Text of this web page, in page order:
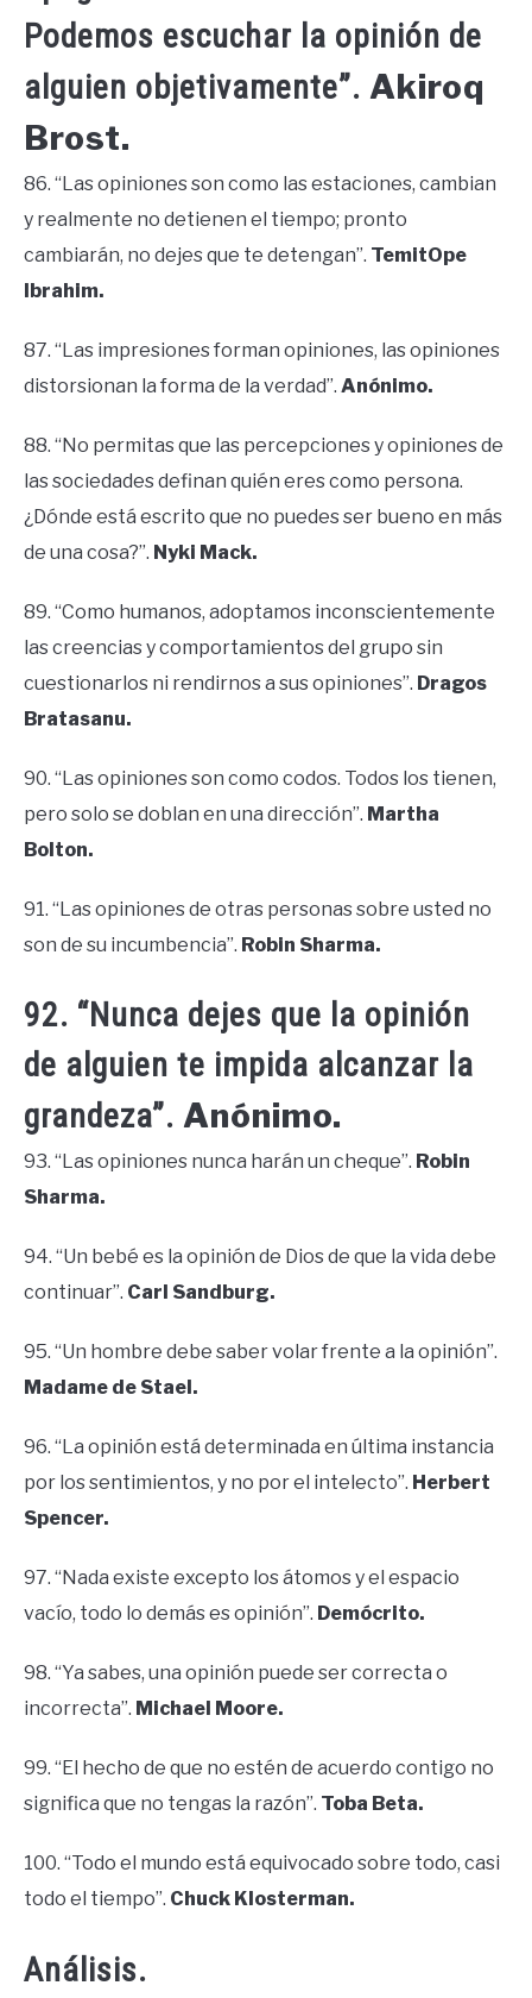
Podemos escuchar la opinión de
alguien objetivamente”. Akiroq
Brost.
86. “Las opiniones son como las estaciones, cambian
y realmente no detienen el tiempo; pronto
cambiarán, no dejes que te detengan”. TemitOpe
Ibrahim.
87. “Las impresiones forman opiniones, las opiniones
distorsionan la forma de la verdad”. Anónimo.
88. “No permitas que las percepciones y opiniones de
las sociedades definan quién eres como persona.
¿Dónde está escrito que no puedes ser bueno en más
de una cosa?”. Nyki Mack.
89. “Como humanos, adoptamos inconscientemente
las creencias y comportamientos del grupo sin
cuestionarlos ni rendirnos a sus opiniones”. Dragos
Bratasanu.
90. “Las opiniones son como codos. Todos los tienen,
pero solo se doblan en una dirección”. Martha
Bolton.
91. “Las opiniones de otras personas sobre usted no
son de su incumbencia”. Robin Sharma.
92. “Nunca dejes que la opinión
de alguien te impida alcanzar la
grandeza”. Anónimo.
93. “Las opiniones nunca harán un cheque”. Robin
Sharma.
94. “Un bebé es la opinión de Dios de que la vida debe
continuar”. Carl Sandburg.
95. “Un hombre debe saber volar frente a la opinión”.
Madame de Stael.
96. “La opinión está determinada en última instancia
por los sentimientos, y no por el intelecto”. Herbert
Spencer.
97. “Nada existe excepto los átomos y el espacio
vacío, todo lo demás es opinión”. Demócrito.
98. “Ya sabes, una opinión puede ser correcta o
incorrecta”. Michael Moore.
99. “El hecho de que no estén de acuerdo contigo no
significa que no tengas la razón”. Toba Beta.
100. “Todo el mundo está equivocado sobre todo, casi
todo el tiempo”. Chuck Klosterman.
Análisis.